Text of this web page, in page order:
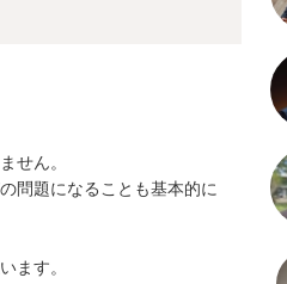
せん。
問題になることも基本的に
ます。